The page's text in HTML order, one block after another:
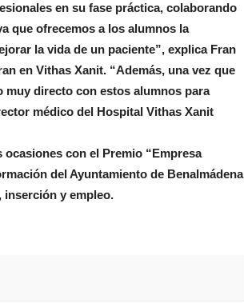
en su fase práctica, colaborando
que ofrecemos a los alumnos la
la vida de un paciente”, explica Fran
en Vithas Xanit. “Además, una vez que
directo con estos alumnos para
médico del Hospital Vithas Xanit
con el Premio “Empresa
del Ayuntamiento de Benalmádena
inserción y empleo.